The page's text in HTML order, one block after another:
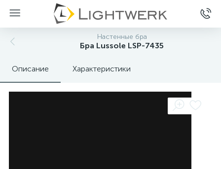
Настенные бра
Бра Lussole LSP-7435
Описание Характеристики